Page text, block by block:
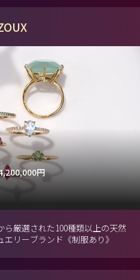
円
ら厳選された100種類以上の天然
リーブランド《制服あり》